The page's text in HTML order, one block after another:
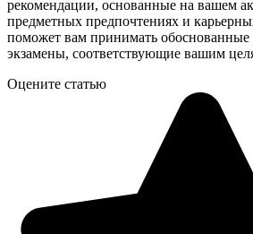
рекомендации, основанные на вашем
предметных предпочтениях и
поможет вам принимать
экзамены, соответствующие вашим
Оцените статью